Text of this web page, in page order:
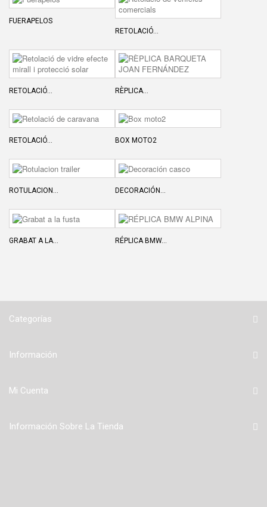
FUERAPELOS
RETOLACIÓ...
RETOLACIÓ... RÈPLICA...
RETOLACIÓ... BOX MOTO2
ROTULACION... DECORACIÓN...
GRABAT A LA... RÉPLICA BMW...
Categorías
Información
Mi Cuenta
Información Sobre La Tienda